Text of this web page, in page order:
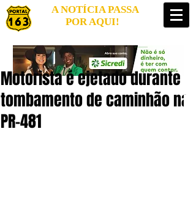
A NOTÍCIA PASSA
POR AQUI!
Motorista é ejetado durante
tombamento de caminhão na
PR-481